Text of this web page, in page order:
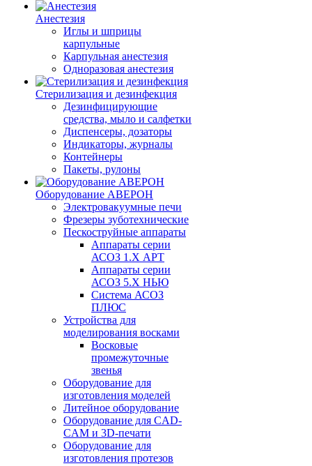
Анестезия
Иглы и шприцы
карпульные
Карпульная анестезия
Одноразовая анестезия
Стерилизация и дезинфекция
Дезинфицирующие
средства, мыло и салфетки
Диспенсеры, дозаторы
Индикаторы, журналы
Контейнеры
Пакеты, рулоны
Оборудование АВЕРОН
Электровакуумные печи
Фрезеры зуботехнические
Пескоструйные аппараты
Аппараты серии
АСОЗ 1.Х АРТ
Аппараты серии
АСОЗ 5.Х НЬЮ
Система АСОЗ
ПЛЮС
Устройства для
моделирования восками
Восковые
промежуточные
звенья
Оборудование для
изготовления моделей
Литейное оборудование
Оборудование для CAD-
CAM и 3D-печати
Оборудование для
изготовления протезов